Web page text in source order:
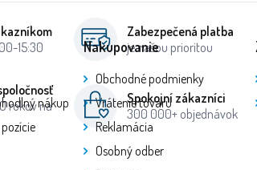
15:30
Zabezpečená platba
je našou prioritou
rokov na
Spokojní zákazníci
300 000+ objednávok
nákup
Nakupovanie
Obchodné podmienky
Vrátenie tovaru
Reklamácia
Osobný odber